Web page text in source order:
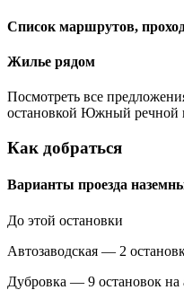
Список маршрутов,
Жилье рядом
Посмотреть все
остановкой Южный речной
Как добраться
Варианты проезда
До этой остановки
Автозаводская — 2
Дубровка — 9 остановок на